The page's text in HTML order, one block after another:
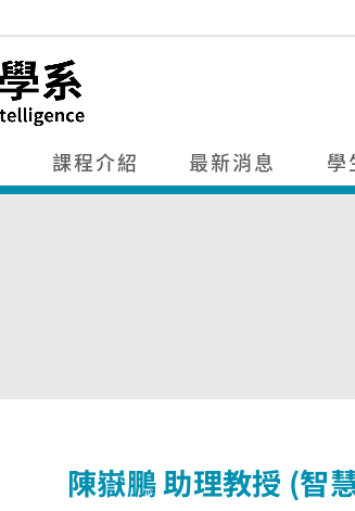
課程介紹 最新消息 學
陳嶽鵬 助理教授 (智